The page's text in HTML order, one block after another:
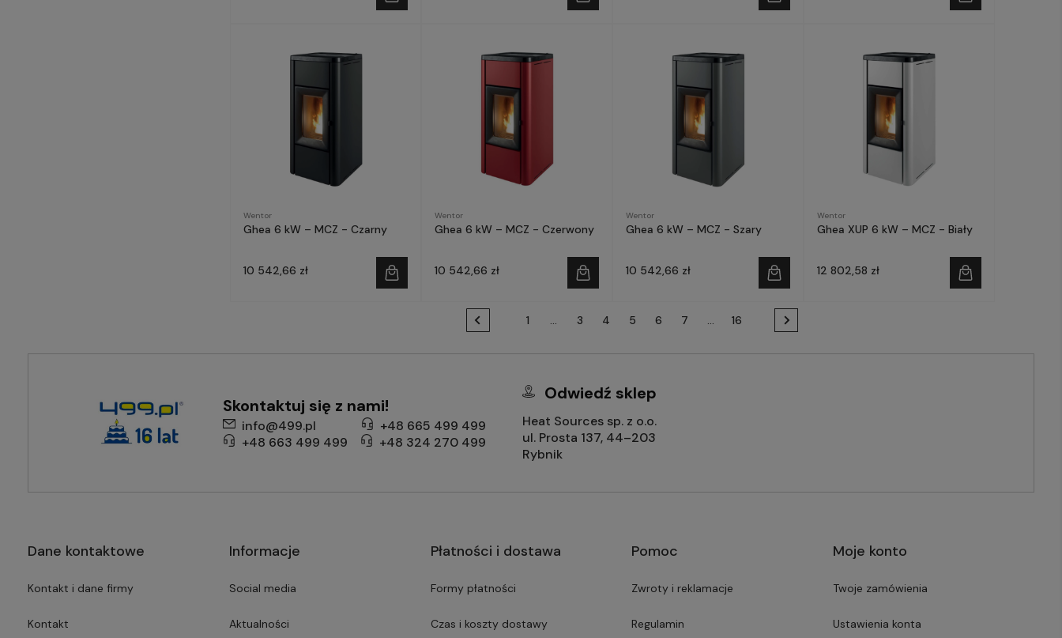
Wentor
Ghea 6 kW – MCZ - Czarny
10 542,66 zł
Wentor
Ghea 6 kW – MCZ - Czerwony
10 542,66 zł
Wentor
Ghea 6 kW – MCZ - Szary
10 542,66 zł
Wentor
Ghea XUP 6 kW – MCZ - Biały
12 802,58 zł
1 ... 3 4 5 6 7 ... 16
Skontaktuj się z nami!
info@499.pl
+48 665 499 499
+48 663 499 499
+48 324 270 499
Odwiedź sklep
Heat Sources sp. z o.o.
ul. Prosta 137, 44–203
Rybnik
Dane kontaktowe
Kontakt i dane firmy
Kontakt
Informacje
Social media
Aktualności
Płatności i dostawa
Formy płatności
Czas i koszty dostawy
Pomoc
Zwroty i reklamacje
Regulamin
Moje konto
Twoje zamówienia
Ustawienia konta